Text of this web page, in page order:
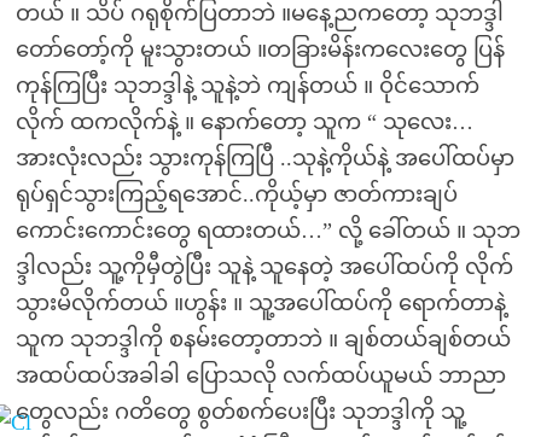
တယ် ။ သိပ် ဂရုစိုက်ပြတာဘဲ ။မနေ့ညကတော့ သုဘဒ္ဒါ
တော်တော့်ကို မူးသွားတယ် ။တခြားမိန်းကလေးတွေ ပြန်
ကုန်ကြပြီး သုဘဒ္ဒါနဲ့ သူနဲ့ဘဲ ကျန်တယ် ။ ဝိုင်သောက်
လိုက် ထကလိုက်နဲ့ ။ နောက်တော့ သူက “ သုလေး…
အားလုံးလည်း သွားကုန်ကြပြီ ..သုနဲ့ကိုယ်နဲ့ အပေါ်ထပ်မှာ
ရုပ်ရှင်သွားကြည့်ရအောင်..ကိုယ့်မှာ ဇာတ်ကားချပ်
ကောင်းကောင်းတွေ ရထားတယ်…” လို့ ခေါ်တယ် ။ သုဘ
ဒ္ဒါလည်း သူ့ကိုမှီတွဲပြီး သူနဲ့ သူနေတဲ့ အပေါ်ထပ်ကို လိုက်
သွားမိလိုက်တယ် ။ဟွန်း ။ သူ့အပေါ်ထပ်ကို ရောက်တာနဲ့
သူက သုဘဒ္ဒါကို စနမ်းတော့တာဘဲ ။ ချစ်တယ်ချစ်တယ်
အထပ်ထပ်အခါခါ ပြောသလို လက်ထပ်ယူမယ် ဘာညာ
တွေလည်း ဂတိတွေ စွတ်စက်ပေးပြီး သုဘဒ္ဒါကို သူ့